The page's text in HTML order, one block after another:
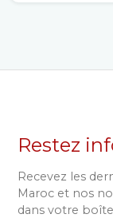
Restez
Recevez les
Maroc et nos
dans votre